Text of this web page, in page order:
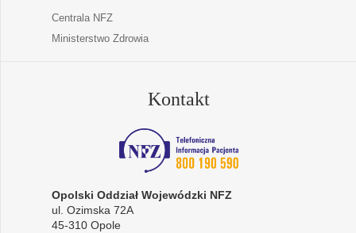
Centrala NFZ
Ministerstwo Zdrowia
Kontakt
Opolski Oddział Wojewódzki NFZ
ul. Ozimska 72A
45-310 Opole